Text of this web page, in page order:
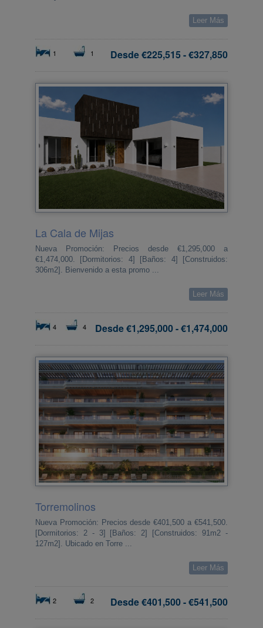
Leer Más
1 1 Desde€225,515-€327,850
La Cala de Mijas
Nueva Promoción: Precios desde €1,295,000 a
€1,474,000. [Dormitorios: 4] [Baños: 4] [Construidos:
306m2]. Bienvenido a esta promo ...
Leer Más
4 4 Desde€1,295,000-€1,474,000
Torremolinos
Nueva Promoción: Precios desde €401,500 a €541,500.
[Dormitorios: 2 - 3] [Baños: 2] [Construidos: 91m2 -
127m2]. Ubicado en Torre ...
Leer Más
2 2 Desde€401,500-€541,500